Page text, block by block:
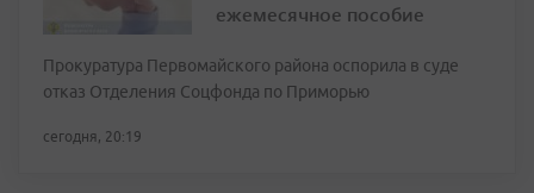
ежемесячное пособие
Прокуратура Первомайского района оспорила в суде
отказ Отделения Соцфонда по Приморью
сегодня, 20:19